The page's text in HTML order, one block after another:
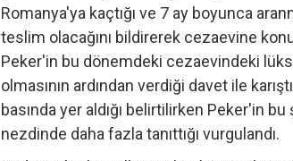
Romanya'ya kaçtığı ve 7 ay boyunca
teslim olacağını bildirerek cezaevine
Peker'in bu dönemdeki cezaevindeki lüks
olmasının ardından verdiği davet ile
basında yer aldığı belirtilirken Peker'in
nezdinde daha fazla tanıttığı vurgulandı.